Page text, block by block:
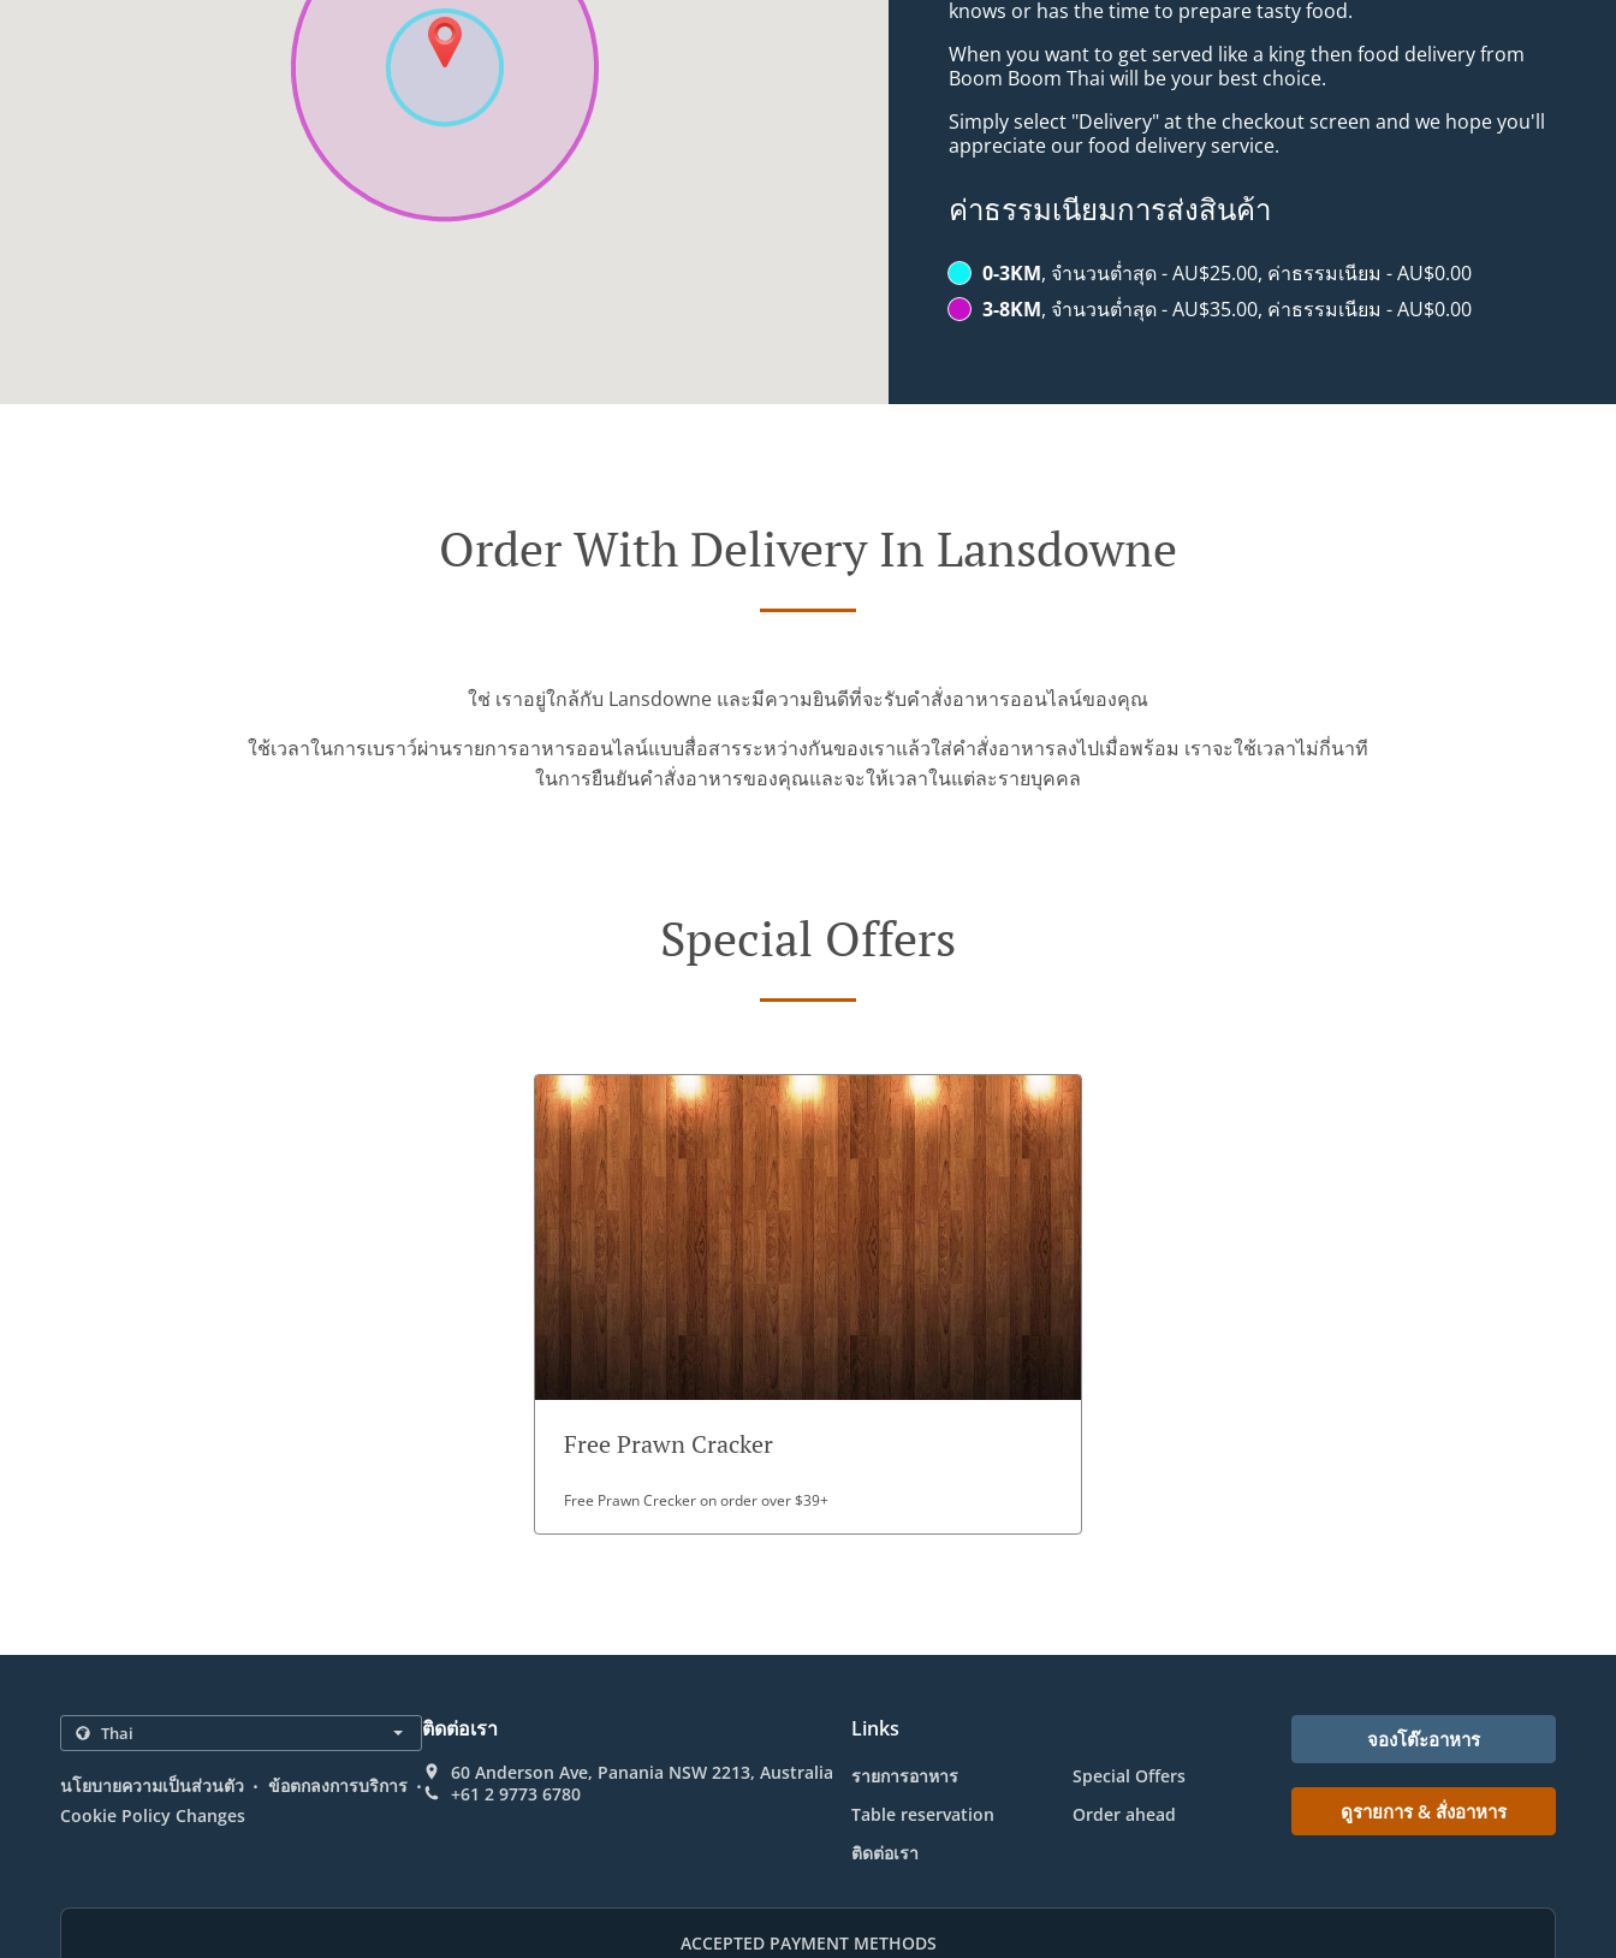
knows or has the time to prepare tasty food.
When you want to get served like a king then food delivery from
Boom Boom Thai will be your best choice.
Simply select "Delivery" at the checkout screen and we hope you'll
appreciate our food delivery service.
ค่าธรรมเนียมการส่งสินค้า
0-3KM, จำนวนต่ำสุด - AU$25.00, ค่าธรรมเนียม - AU$0.00
3-8KM, จำนวนต่ำสุด - AU$35.00, ค่าธรรมเนียม - AU$0.00
Order With Delivery In Lansdowne
ใช่ เราอยู่ใกล้กับ Lansdowne และมีความยินดีที่จะรับคำสั่งอาหารออนไลน์ของคุณ
ใช้เวลาในการเบราว์ผ่านรายการอาหารออนไลน์แบบสื่อสารระหว่างกันของเราแล้วใส่คำสั่งอาหารลงไปเมื่อพร้อม เราจะใช้เวลาไม่กี่นาที
ในการยืนยันคำสั่งอาหารของคุณและจะให้เวลาในแต่ละรายบุคคล
Special Offers
Free Prawn Cracker
Free Prawn Crecker on order over $39+
นโยบายความเป็นส่วนตัว . ข้อตกลงการบริการ .
Cookie Policy Changes
ติดต่อเรา
60 Anderson Ave, Panania NSW 2213, Australia
+61 2 9773 6780
Links
รายการอาหาร
Special Offers
Table reservation
Order ahead
ติดต่อเรา
จองโต๊ะอาหาร
ดูรายการ & สั่งอาหาร
ACCEPTED PAYMENT METHODS